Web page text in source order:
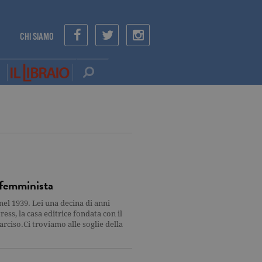
CHI SIAMO
1939. Lei una decina di anni
la casa editrice fondata con il
troviamo alle soglie della